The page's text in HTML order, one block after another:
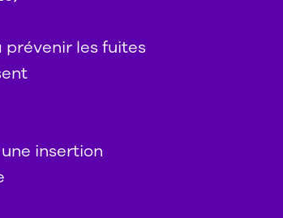
les fuites
insertion